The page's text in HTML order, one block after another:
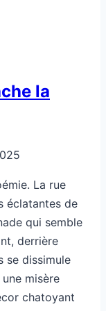
la
La rue
éclatantes de
qui semble
derrière
se dissimule
misère
chatoyant